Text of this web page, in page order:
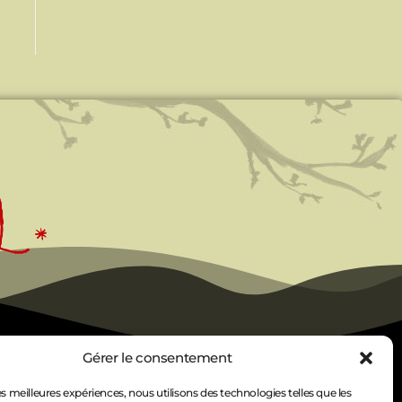
Gérer le consentement
meilleures expériences, nous utilisons des technologies telles que les